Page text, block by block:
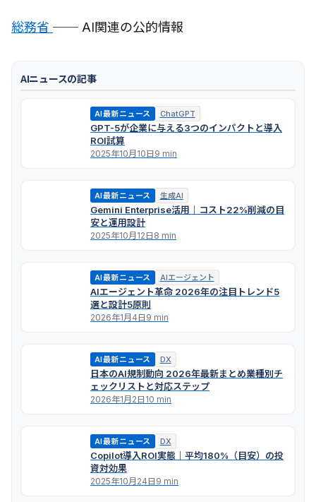
総務省 ── AI関連の公的情報
AIニュースの記事
AI最新ニュース ChatGPT
GPT-5が企業に与える3つのインパクトと導入
ROI試算
2025年10月10日9 min
AI最新ニュース 生成AI
Gemini Enterprise活用｜コスト22%削減の目
安と運用設計
2025年10月12日8 min
AI最新ニュース AIエージェント
AIエージェント革命 2026年の注目トレンド5
選と設計5原則
2026年1月4日9 min
AI最新ニュース DX
日本のAI規制動向 2026年最新まとめ――業種別チ
ェックリストと対応ステップ
2026年1月2日10 min
AI最新ニュース DX
Copilot導入ROI実態｜平均180%（目安）の投
資対効果
2025年10月24日9 min